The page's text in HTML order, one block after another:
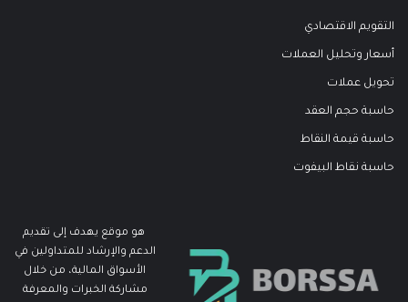
التقويم الاقتصادي
أسعار وتحليل العملات
تحويل عملات
حاسبة حجم العقد
حاسبة قيمة النقاط
حاسبة نقاط البيفوت
هو موقع يهدف إلى تقديم
الدعم والإرشاد للمتداولين في
الأسواق المالية، من خلال
مشاركة الخبرات والمعرفة